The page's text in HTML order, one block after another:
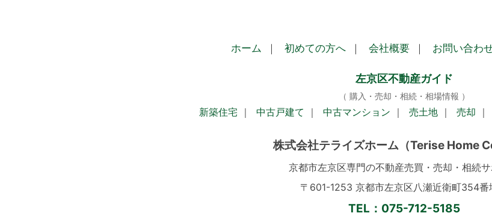
ホーム ｜ 初めての方へ ｜ 会社概要 ｜ お問い合わ
左京区不動産ガイド
（ 購入・売却・相続・相場情報 ）
新築住宅 ｜ 中古戸建て ｜ 中古マンション ｜ 売土地 ｜ 売却 ｜
株式会社テライズホーム（Terise Home
京都市左京区専門の不動産売買・売却・相続サ
〒601-1253 京都市左京区八瀬近衛町354番
TEL：075-712-5185